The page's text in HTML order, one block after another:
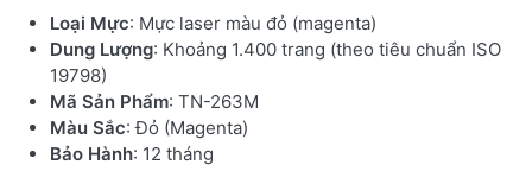
Loại Mực: Mực laser màu đỏ (magenta)
Dung Lượng: Khoảng 1.400 trang (theo tiêu chuẩn ISO
19798)
Mã Sản Phẩm: TN-263M
Màu Sắc: Đỏ (Magenta)
Bảo Hành: 12 tháng